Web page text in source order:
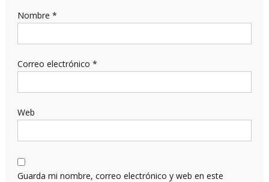
Nombre *
Correo electrónico *
Web
Guarda mi nombre, correo electrónico y web en este